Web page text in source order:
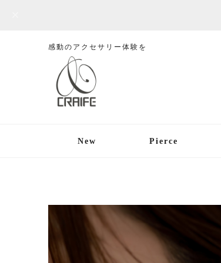
感動のアクセサリー体験を
New Pierce